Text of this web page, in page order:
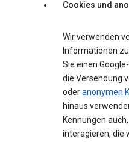
Cookies und
Wir verwenden
Informationen
Sie einen
die Versendung
oderanonymen
hinaus
Kennungen
interagieren, die